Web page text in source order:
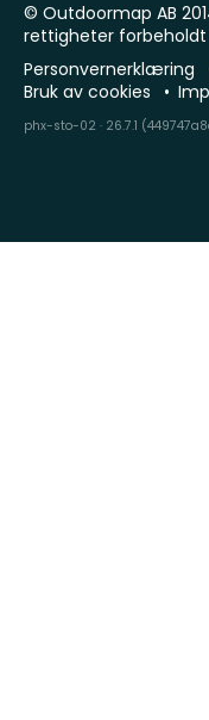
© Outdoormap AB
rettigheter forbeholdt
Personvernerklæring
Bruk av cookies
phx-sto-02 · 26.7.1